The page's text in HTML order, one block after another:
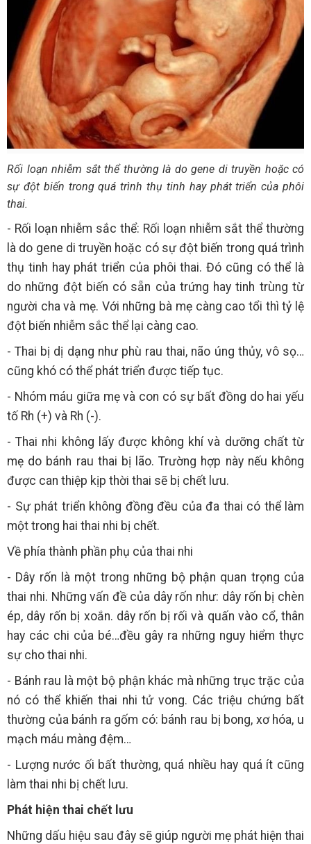
Rối loạn nhiễm sắt thể thường là do gene di truyền hoặc có
sự đột biến trong quá trình thụ tinh hay phát triển của phôi
thai.
- Rối loạn nhiễm sắc thể: Rối loạn nhiễm sắt thể thường
là do gene di truyền hoặc có sự đột biến trong quá trình
thụ tinh hay phát triển của phôi thai. Đó cũng có thể là
do những đột biến có sẵn của trứng hay tinh trùng từ
người cha và mẹ. Với những bà mẹ càng cao tổi thì tỷ lệ
đột biến nhiễm sắc thể lại càng cao.
- Thai bị dị dạng như phù rau thai, não úng thủy, vô sọ…
cũng khó có thể phát triển được tiếp tục.
- Nhóm máu giữa mẹ và con có sự bất đồng do hai yếu
tố Rh (+) và Rh (-).
- Thai nhi không lấy được không khí và dưỡng chất từ
mẹ do bánh rau thai bị lão. Trường hợp này nếu không
được can thiệp kịp thời thai sẽ bị chết lưu.
- Sự phát triển không đồng đều của đa thai có thể làm
một trong hai thai nhi bị chết.
Về phía thành phần phụ của thai nhi
- Dây rốn là một trong những bộ phận quan trọng của
thai nhi. Những vấn đề của dây rốn như: dây rốn bị chèn
ép, dây rốn bị xoắn. dây rốn bị rối và quấn vào cổ, thân
hay các chi của bé…đều gây ra những nguy hiểm thực
sự cho thai nhi.
- Bánh rau là một bộ phận khác mà những trục trặc của
nó có thể khiến thai nhi tử vong. Các triệu chứng bất
thường của bánh ra gốm có: bánh rau bị bong, xơ hóa, u
mạch máu màng đệm…
- Lượng nước ối bất thường, quá nhiều hay quá ít cũng
làm thai nhi bị chết lưu.
Phát hiện thai chết lưu
Những dấu hiệu sau đây sẽ giúp người mẹ phát hiện thai